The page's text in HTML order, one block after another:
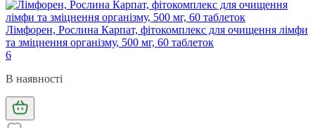
Лімфорен, Рослина Карпат, фітокомплекс для очищення лімфи
та зміцнення організму, 500 мг, 60 таблеток
6
В наявності